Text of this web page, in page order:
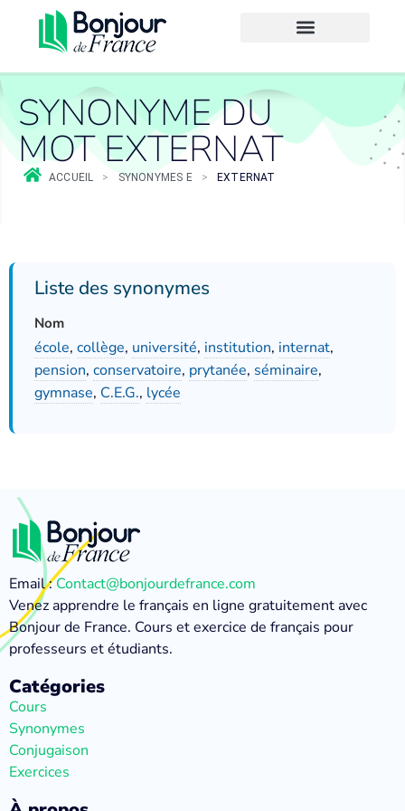
SYNONYME DU
MOT EXTERNAT
ACCUEIL > SYNONYMES E > EXTERNAT
Liste des synonymes
Nom
école, collège, université, institution, internat,
pension, conservatoire, prytanée, séminaire,
gymnase, C.E.G., lycée
Email :Contact@bonjourdefrance.com
Venez apprendre le français en ligne gratuitement avec
Bonjour de France. Cours et exercice de français pour
professeurs et étudiants.
Catégories
Cours
Synonymes
Conjugaison
Exercices